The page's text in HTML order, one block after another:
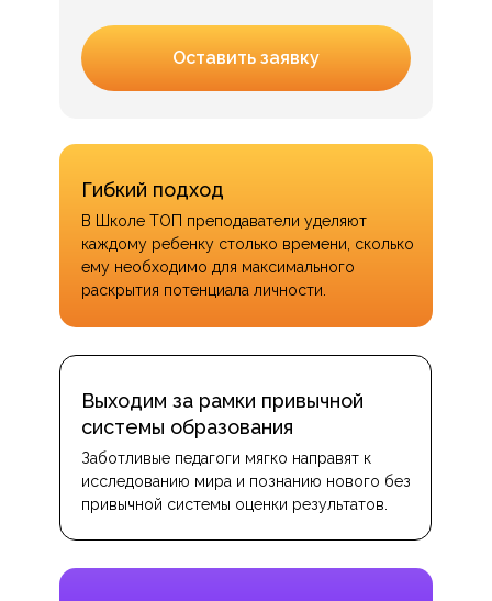
Оставить заявку
Выходим за рамки привычной
системы образования
Заботливые педагоги мягко направят к
исследованию мира и познанию нового без
привычной системы оценки результатов.
Гибкий подход
В Школе ТОП преподаватели уделяют
каждому ребенку столько времени, сколько
ему необходимо для максимального
раскрытия потенциала личности.